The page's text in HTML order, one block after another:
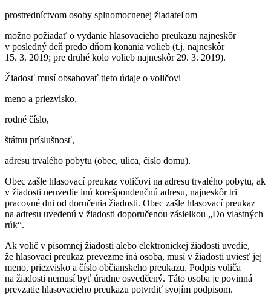
prostredníctvom osoby splnomocnenej žiadateľom
možno požiadať o vydanie hlasovacieho preukazu najneskôr
v posledný deň predo dňom konania volieb (t.j. najneskôr
15. 3. 2019; pre druhé kolo volieb najneskôr 29. 3. 2019).
Žiadosť musí obsahovať tieto údaje o voličovi
meno a priezvisko,
rodné číslo,
štátnu príslušnosť,
adresu trvalého pobytu (obec, ulica, číslo domu).
Obec zašle hlasovací preukaz voličovi na adresu trvalého pobytu, ak
v žiadosti neuvedie inú korešpondenčnú adresu, najneskôr tri
pracovné dni od doručenia žiadosti. Obec zašle hlasovací preukaz
na adresu uvedenú v žiadosti doporučenou zásielkou „Do vlastných
rúk“.
Ak volič v písomnej žiadosti alebo elektronickej žiadosti uvedie,
že hlasovací preukaz prevezme iná osoba, musí v žiadosti uviesť jej
meno, priezvisko a číslo občianskeho preukazu. Podpis voliča
na žiadosti nemusí byť úradne osvedčený. Táto osoba je povinná
prevzatie hlasovacieho preukazu potvrdiť svojím podpisom.